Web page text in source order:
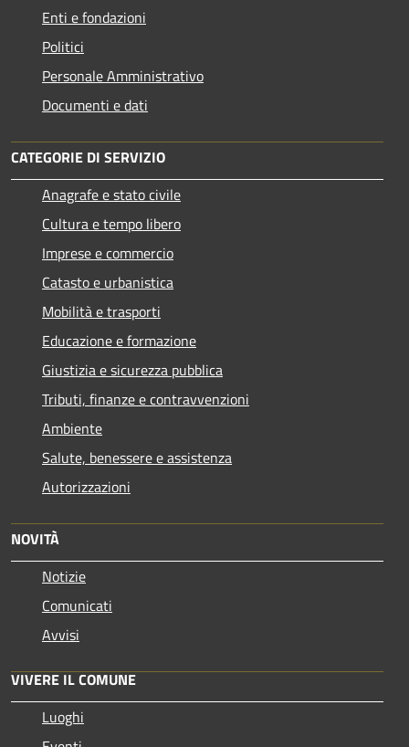
Enti e fondazioni
Politici
Personale Amministrativo
Documenti e dati
CATEGORIE DI SERVIZIO
Anagrafe e stato civile
Cultura e tempo libero
Imprese e commercio
Catasto e urbanistica
Mobilità e trasporti
Educazione e formazione
Giustizia e sicurezza pubblica
Tributi, finanze e contravvenzioni
Ambiente
Salute, benessere e assistenza
Autorizzazioni
NOVITÀ
Notizie
Comunicati
Avvisi
VIVERE IL COMUNE
Luoghi